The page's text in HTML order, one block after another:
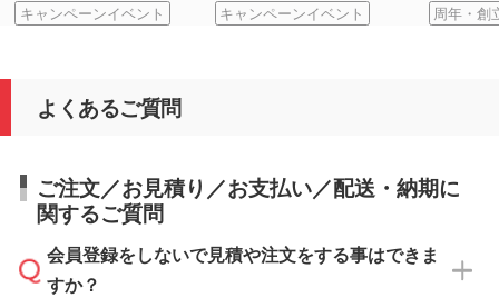
キャンペーンイベント キャンペーンイベント 周年・創
よくあるご質問
ご注文／お見積り／お支払い／配送・納期に
関するご質問
会員登録をしないで見積や注文をする事はできま
すか？